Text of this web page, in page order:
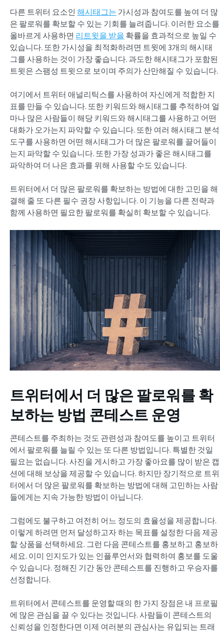
다른 트위터 요소인 해시태그는 가시성과 참여도를 높여 더 많
은 팔로워를 확보할 수 있는 기회를 늘려줍니다. 이러한 요소를
올바르게 사용하면 리트윗을 받을 확률을 효과적으로 높일 수
있습니다. 또한 가시성을 최적화하려면 트윗에 3개의 해시태
그를 사용하는 것이 가장 좋습니다. 과도한 해시태그가 포함된
트윗은 스팸성 트윗으로 보이며 주의가 산만해질 수 있습니다.
여기에서 트위터 애널리틱스를 사용하여 자신에게 적합한 지
표를 만들 수 있습니다. 또한 키워드와 해시태그를 추적하여 얼
마나 많은 사람들이 해당 키워드와 해시태그를 사용하고 어떤
대화가 오가는지 파악할 수 있습니다. 또한 여러 해시태그 분석
도구를 사용하면 어떤 해시태그가 더 많은 팔로워를 끌어들이
는지 파악할 수 있습니다. 또한 가장 성과가 좋은 해시태그를
파악하여 더 나은 효과를 위해 사용할 수도 있습니다.
트위터에서 더 많은 팔로워를 확보하는 방법에 대한 고민을 해
결해 줄 또 다른 필수 권장 사항입니다. 이 기능을 다른 전략과
함께 사용하면 필요한 팔로워를 확실히 확보할 수 있습니다.
트위터에서 더 많은 팔로워를 확
보하는 방법 콘테스트 운영
콘테스트를 주최하는 것도 관련성과 참여도를 높이고 트위터
에서 팔로워를 늘릴 수 있는 또 다른 방법입니다. 특별한 것일
필요는 없습니다. 사진을 게시하고 가장 좋아요를 많이 받은 캡
션에 대해 보상을 제공할 수 있습니다. 하지만 장기적으로 트위
터에서 더 많은 팔로워를 확보하는 방법에 대해 고민하는 사람
들에게는 지속 가능한 방법이 아닙니다.
그럼에도 불구하고 여전히 어느 정도의 효율성을 제공합니다.
이렇게 하려면 먼저 달성하고자 하는 목표를 설정한 다음 제공
할 상품을 선택하세요. 그런 다음 콘테스트를 홍보하고 홍보하
세요. 이미 인지도가 있는 인플루언서와 협력하여 홍보를 도울
수 있습니다. 정해진 기간 동안 콘테스트를 진행하고 우승자를
선정합니다.
트위터에서 콘테스트를 운영할 때의 한 가지 장점은 내 프로필
에 많은 관심을 끌 수 있다는 것입니다. 사람들이 콘테스트의
신뢰성을 인정한다면 이제 여러분의 관심사는 유입되는 트래